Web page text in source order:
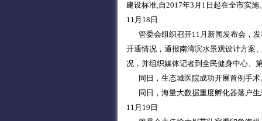
建设标准,自2017年3月1日起在全市实施
11月18日
管委会组织召开11月新闻发布会，发
开通情况，通报南湾滨水景观设计方案
况，并组织媒体记者到全民健身中心、
同日，生态城医院成功开展首例手术
同日，海量大数据重度孵化器落户生
11月19日